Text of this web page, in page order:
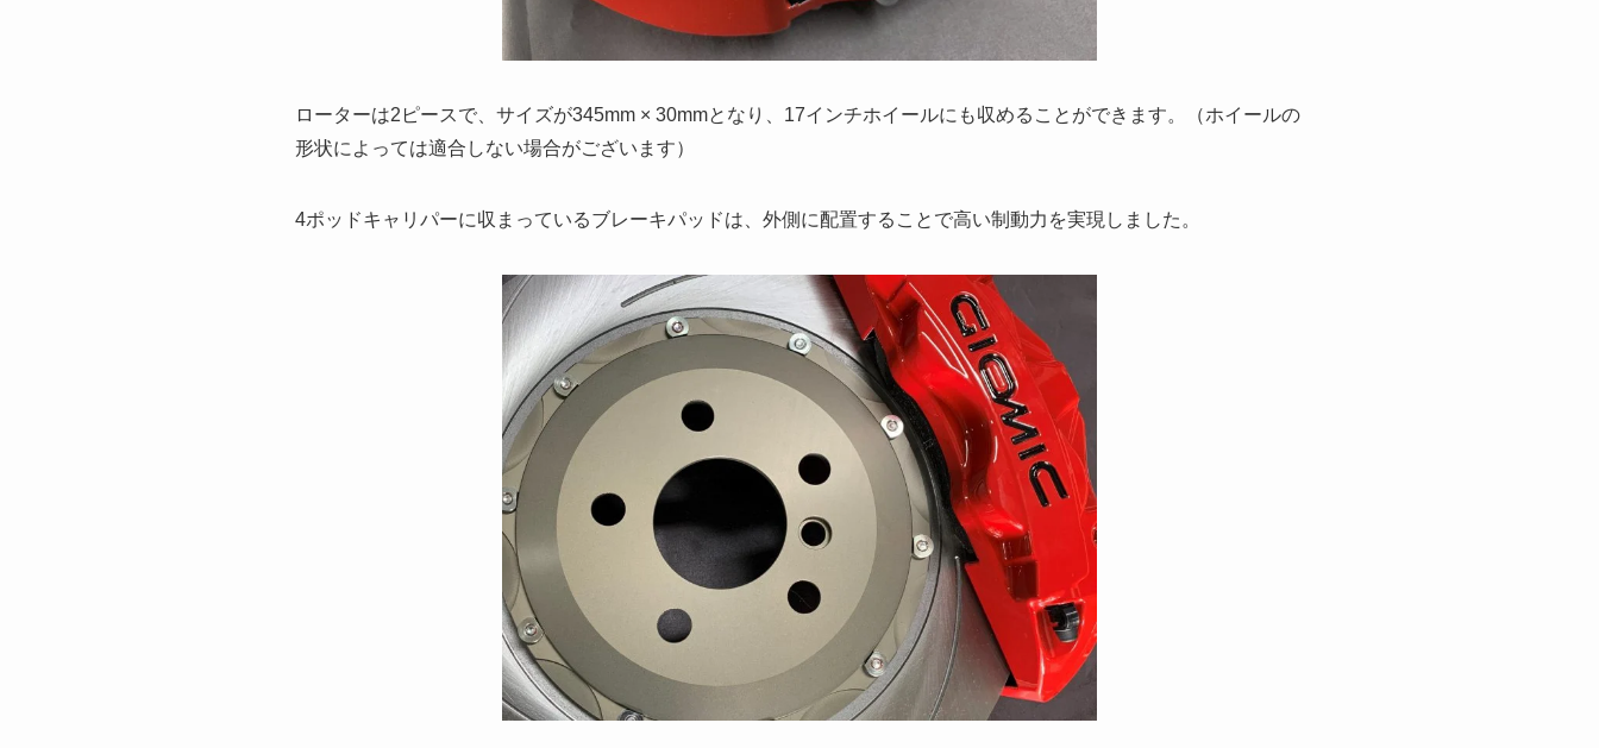
ローターは2ピースで、サイズが345mm × 30mmとなり、17インチホイールにも収めることができます。（ホイールの
形状によっては適合しない場合がございます）
4ポッドキャリパーに収まっているブレーキパッドは、外側に配置することで高い制動力を実現しました。